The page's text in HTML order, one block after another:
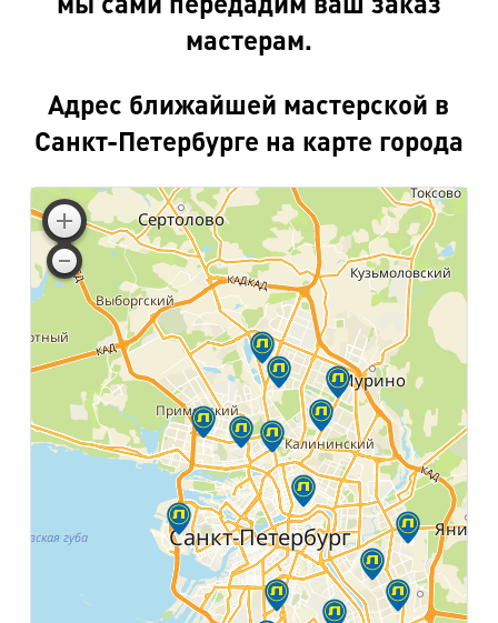
мастерам.
Адрес ближайшей мастерской в
Санкт-Петербурге на карте города